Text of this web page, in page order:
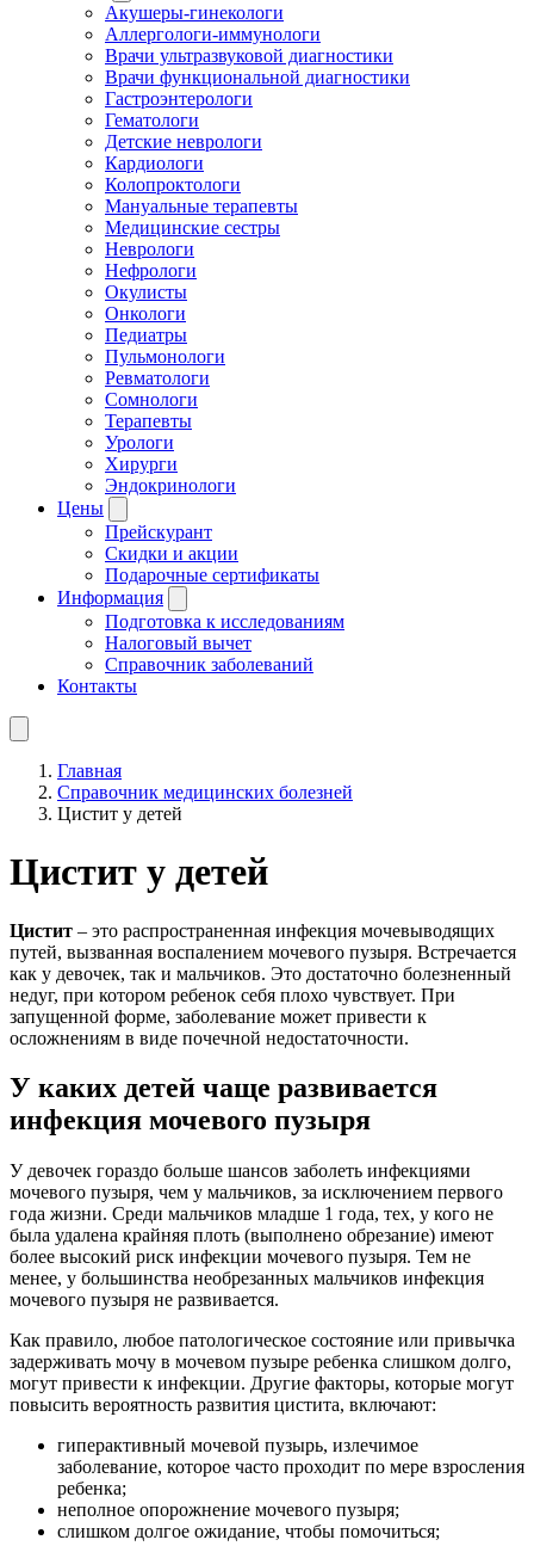
Акушеры-гинекологи
Аллергологи-иммунологи
Врачи ультразвуковой диагностики
Врачи функциональной диагностики
Гастроэнтерологи
Гематологи
Детские неврологи
Кардиологи
Колопроктологи
Мануальные терапевты
Медицинские сестры
Неврологи
Нефрологи
Окулисты
Онкологи
Педиатры
Пульмонологи
Ревматологи
Сомнологи
Терапевты
Урологи
Хирурги
Эндокринологи
Цены
Прейскурант
Скидки и акции
Подарочные сертификаты
Информация
Подготовка к исследованиям
Налоговый вычет
Справочник заболеваний
Контакты
Главная
Справочник медицинских болезней
Цистит у детей
Цистит у детей
Цистит – это распространенная инфекция мочевыводящих
путей, вызванная воспалением мочевого пузыря. Встречается
как у девочек, так и мальчиков. Это достаточно болезненный
недуг, при котором ребенок себя плохо чувствует. При
запущенной форме, заболевание может привести к
осложнениям в виде почечной недостаточности.
У каких детей чаще развивается
инфекция мочевого пузыря
У девочек гораздо больше шансов заболеть инфекциями
мочевого пузыря, чем у мальчиков, за исключением первого
года жизни. Среди мальчиков младше 1 года, тех, у кого не
была удалена крайняя плоть (выполнено обрезание) имеют
более высокий риск инфекции мочевого пузыря. Тем не
менее, у большинства необрезанных мальчиков инфекция
мочевого пузыря не развивается.
Как правило, любое патологическое состояние или привычка
задерживать мочу в мочевом пузыре ребенка слишком долго,
могут привести к инфекции. Другие факторы, которые могут
повысить вероятность развития цистита, включают:
гиперактивный мочевой пузырь, излечимое
заболевание, которое часто проходит по мере взросления
ребенка;
неполное опорожнение мочевого пузыря;
слишком долгое ожидание, чтобы помочиться;